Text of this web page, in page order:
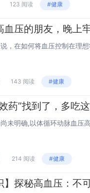
123 阅读 #健康
143 阅读 #健康
214 阅读 #健康